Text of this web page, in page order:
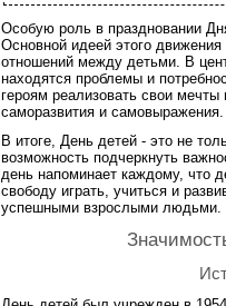
Особую роль в праздновании
Основной идеей этого
отношений между детьми. В
находятся проблемы и
героям реализовать свои
саморазвития и самовыражения.
В итоге, День детей - это не
возможность подчеркнуть
день напоминает каждому, что
свободу играть, учиться и
успешными взрослыми людьми.